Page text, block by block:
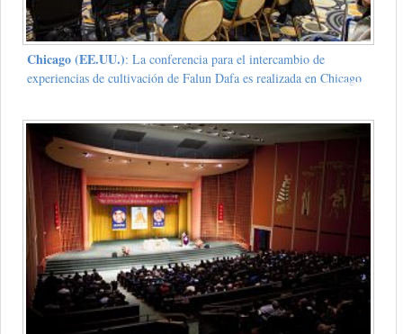
Chicago (EE.UU.): La conferencia para el intercambio de
experiencias de cultivación de Falun Dafa es realizada en Chicago